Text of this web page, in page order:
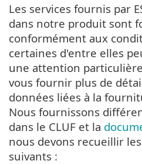
Les services fournis par
dans notre produit sont
conformément aux
certaines d'entre elles
une attention
vous fournir plus de
données liées à la
Nous fournissons
dans le CLUF et la
nous devons recueillir
suivants :